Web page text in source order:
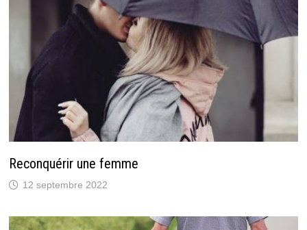
Reconquérir une femme
12 septembre 2022